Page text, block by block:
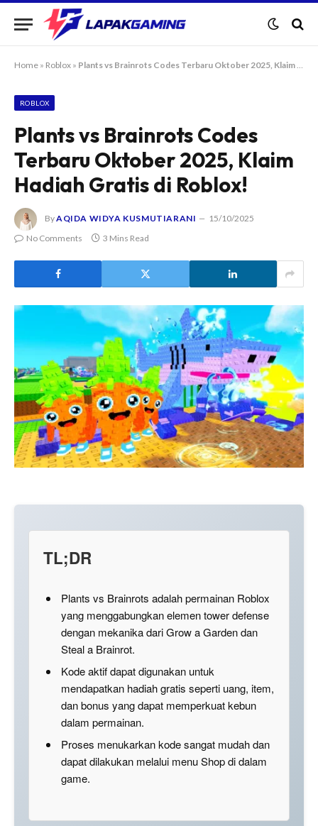
Home » Roblox » Plants vs Brainrots Codes Terbaru Oktober 2025, Klaim Hadiah Gratis di Roblox!
ROBLOX
Plants vs Brainrots Codes
Terbaru Oktober 2025, Klaim
Hadiah Gratis di Roblox!
ByAQIDA WIDYA KUSMUTIARANI
15/10/2025
No Comments
3 Mins Read
TL;DR
Plants vs Brainrots adalah permainan Roblox
yang menggabungkan elemen tower defense
dengan mekanika dari Grow a Garden dan
Steal a Brainrot.
Kode aktif dapat digunakan untuk
mendapatkan hadiah gratis seperti uang, item,
dan bonus yang dapat memperkuat kebun
dalam permainan.
Proses menukarkan kode sangat mudah dan
dapat dilakukan melalui menu Shop di dalam
game.